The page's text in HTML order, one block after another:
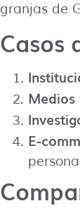
granjas de
Casos
Medios
E-